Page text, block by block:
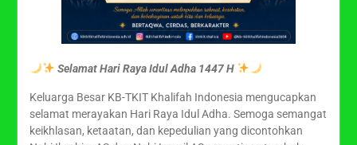
Selamat Hari Raya Idul Adha 1447 H
Keluarga Besar KB-TKIT Khalifah Indonesia mengucapkan
selamat merayakan Hari Raya Idul Adha. Semoga semangat
keikhlasan, ketaatan, dan kepedulian yang dicontohkan